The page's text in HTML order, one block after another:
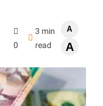
0
3 min
read
A
A